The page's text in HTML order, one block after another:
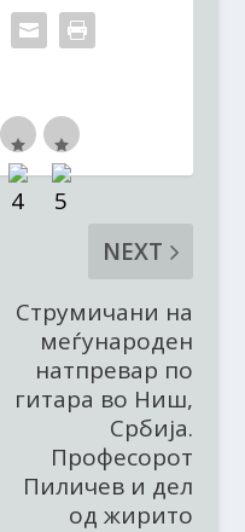
NEXT
Струмичани на
меѓународен
натпревар по
гитара во Ниш,
Србија.
Професорот
Пиличев и дел
од жирито